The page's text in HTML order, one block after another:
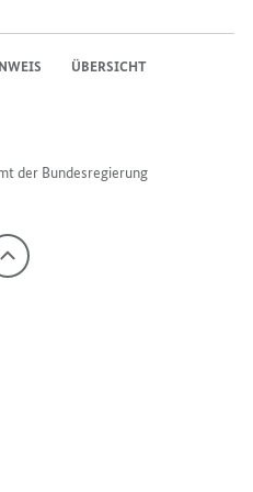
der Bundesregierung
ÜBERSICHT